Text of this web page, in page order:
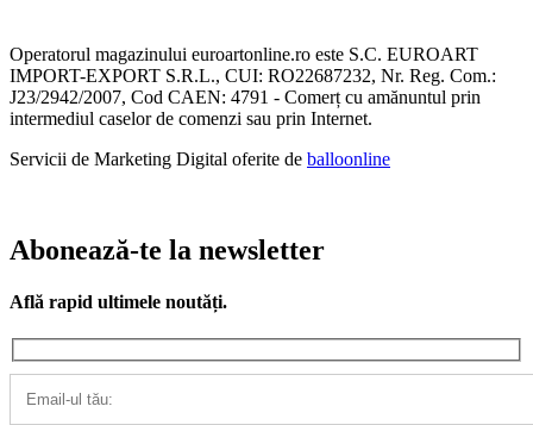
Operatorul magazinului euroartonline.ro este S.C. EUROART
IMPORT-EXPORT S.R.L., CUI: RO22687232, Nr. Reg. Com.:
J23/2942/2007, Cod CAEN: 4791 - Comerț cu amănuntul prin
intermediul caselor de comenzi sau prin Internet.
Servicii de Marketing Digital oferite de balloonline
Abonează-te la newsletter
Află rapid ultimele noutăți.